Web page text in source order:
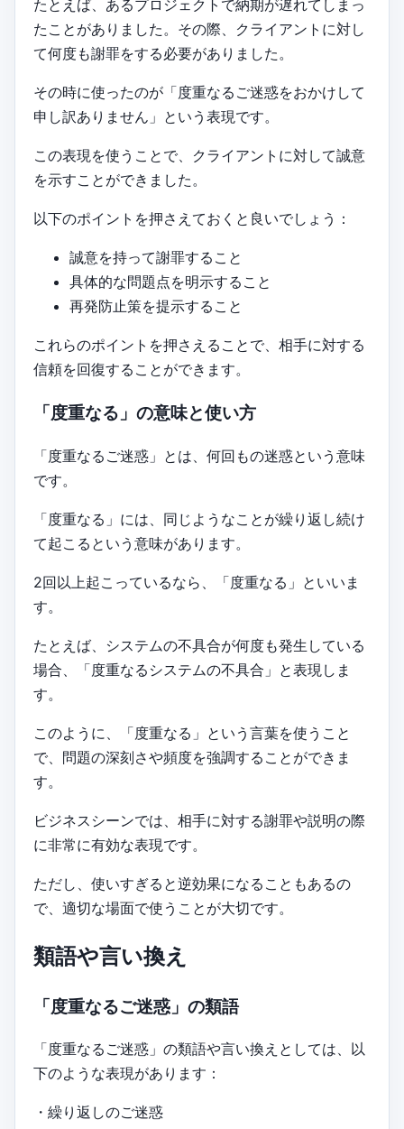
たとえば、あるプロジェクトで納期が遅れてしまっ
たことがありました。その際、クライアントに対し
て何度も謝罪をする必要がありました。
その時に使ったのが「度重なるご迷惑をおかけして
申し訳ありません」という表現です。
この表現を使うことで、クライアントに対して誠意
を示すことができました。
以下のポイントを押さえておくと良いでしょう：
誠意を持って謝罪すること
具体的な問題点を明示すること
再発防止策を提示すること
これらのポイントを押さえることで、相手に対する
信頼を回復することができます。
「度重なる」の意味と使い方
「度重なるご迷惑」とは、何回もの迷惑という意味
です。
「度重なる」には、同じようなことが繰り返し続け
て起こるという意味があります。
2回以上起こっているなら、「度重なる」といいま
す。
たとえば、システムの不具合が何度も発生している
場合、「度重なるシステムの不具合」と表現しま
す。
このように、「度重なる」という言葉を使うこと
で、問題の深刻さや頻度を強調することができま
す。
ビジネスシーンでは、相手に対する謝罪や説明の際
に非常に有効な表現です。
ただし、使いすぎると逆効果になることもあるの
で、適切な場面で使うことが大切です。
類語や言い換え
「度重なるご迷惑」の類語
「度重なるご迷惑」の類語や言い換えとしては、以
下のような表現があります：
・繰り返しのご迷惑